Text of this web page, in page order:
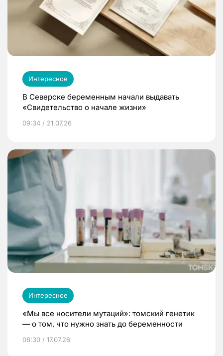
Интересное
В Северске беременным начали выдавать
«Свидетельство о начале жизни»
09:34 / 21.07.26
Интересное
«Мы все носители мутаций»: томский генетик
— о том, что нужно знать до беременности
08:30 / 17.07.26